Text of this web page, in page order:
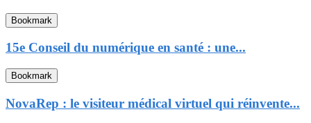
Bookmark
15e Conseil du numérique en santé : une...
Bookmark
NovaRep : le visiteur médical virtuel qui réinvente...